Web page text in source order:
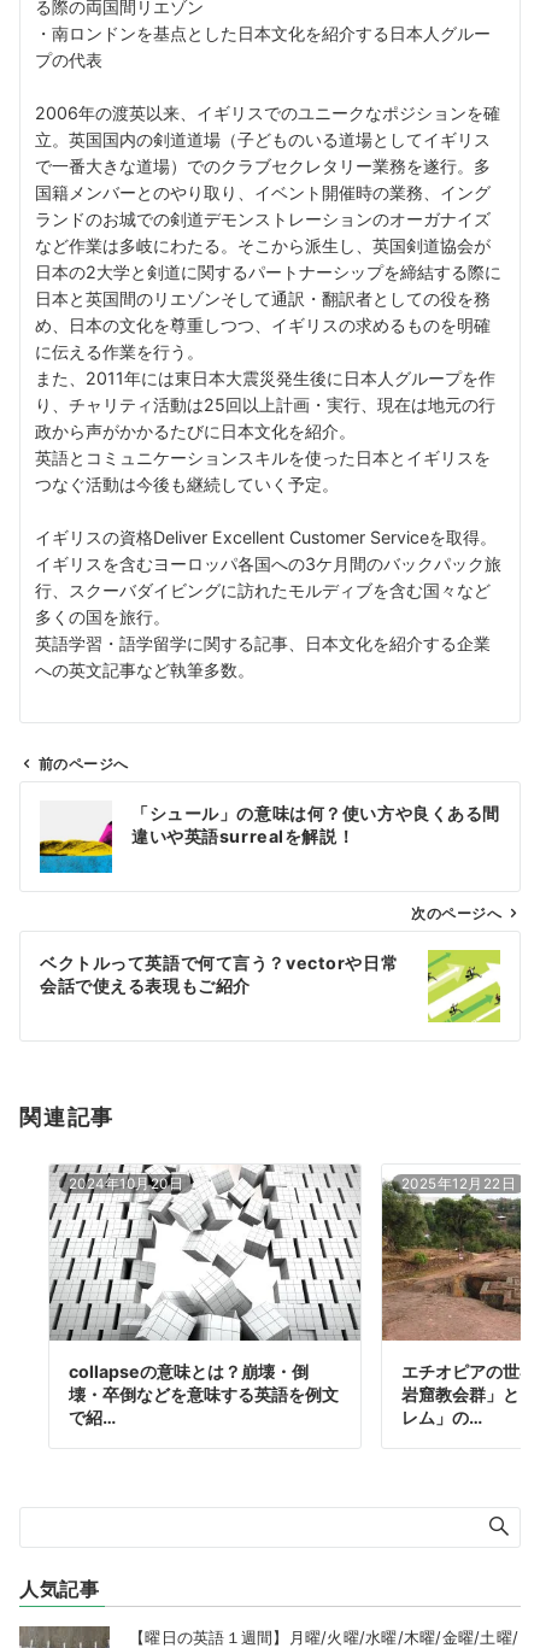
る際の両国間リエゾン
・南ロンドンを基点とした日本文化を紹介する日本人グルー
プの代表
2006年の渡英以来、イギリスでのユニークなポジションを確
立。英国国内の剣道道場（子どものいる道場としてイギリス
で一番大きな道場）でのクラブセクレタリー業務を遂行。多
国籍メンバーとのやり取り、イベント開催時の業務、イング
ランドのお城での剣道デモンストレーションのオーガナイズ
など作業は多岐にわたる。そこから派生し、英国剣道協会が
日本の2大学と剣道に関するパートナーシップを締結する際に
日本と英国間のリエゾンそして通訳・翻訳者としての役を務
め、日本の文化を尊重しつつ、イギリスの求めるものを明確
に伝える作業を行う。
また、2011年には東日本大震災発生後に日本人グループを作
り、チャリティ活動は25回以上計画・実行、現在は地元の行
政から声がかかるたびに日本文化を紹介。
英語とコミュニケーションスキルを使った日本とイギリスを
つなぐ活動は今後も継続していく予定。
イギリスの資格Deliver Excellent Customer Serviceを取得。
イギリスを含むヨーロッパ各国への3ケ月間のバックパック旅
行、スクーバダイビングに訪れたモルディブを含む国々など
多くの国を旅行。
英語学習・語学留学に関する記事、日本文化を紹介する企業
への英文記事など執筆多数。
ビ
ン
前のページへ
「シュール」の意味は何？使い方や良くある間
違いや英語surrealを解説！
次のページへ
ベクトルって英語で何て言う？vectorや日常
会話で使える表現もご紹介
関連記事
2024年10月20日
collapseの意味とは？崩壊・倒
壊・卒倒などを意味する英語を例文
で紹…
2025年12月22日
エチオピアの世
岩窟教会群」と
レム」の…
人気記事
【曜日の英語１週間】月曜/火曜/水曜/木曜/金曜/土曜/